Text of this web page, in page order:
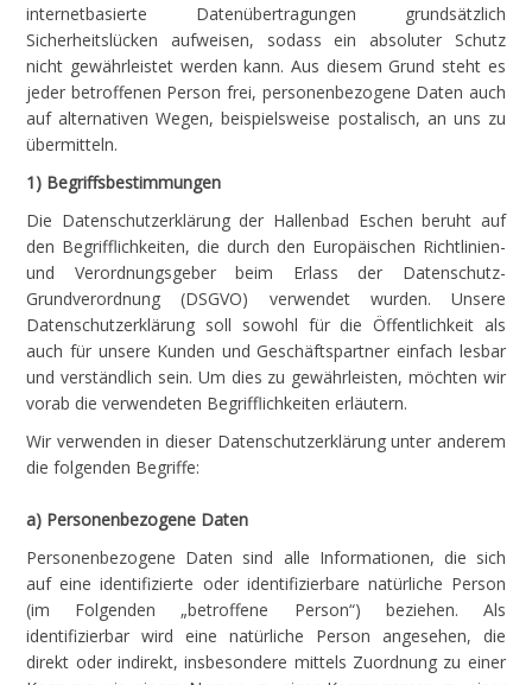
internetbasierte Datenübertragungen grundsätzlich
Sicherheitslücken aufweisen, sodass ein absoluter Schutz
nicht gewährleistet werden kann. Aus diesem Grund steht es
jeder betroffenen Person frei, personenbezogene Daten auch
auf alternativen Wegen, beispielsweise postalisch, an uns zu
übermitteln.
1) Begriffsbestimmungen
Die Datenschutzerklärung der Hallenbad Eschen beruht auf
den Begrifflichkeiten, die durch den Europäischen Richtlinien-
und Verordnungsgeber beim Erlass der Datenschutz-
Grundverordnung (DSGVO) verwendet wurden. Unsere
Datenschutzerklärung soll sowohl für die Öffentlichkeit als
auch für unsere Kunden und Geschäftspartner einfach lesbar
und verständlich sein. Um dies zu gewährleisten, möchten wir
vorab die verwendeten Begrifflichkeiten erläutern.
Wir verwenden in dieser Datenschutzerklärung unter anderem
die folgenden Begriffe:
a) Personenbezogene Daten
Personenbezogene Daten sind alle Informationen, die sich
auf eine identifizierte oder identifizierbare natürliche Person
(im Folgenden „betroffene Person“) beziehen. Als
identifizierbar wird eine natürliche Person angesehen, die
direkt oder indirekt, insbesondere mittels Zuordnung zu einer